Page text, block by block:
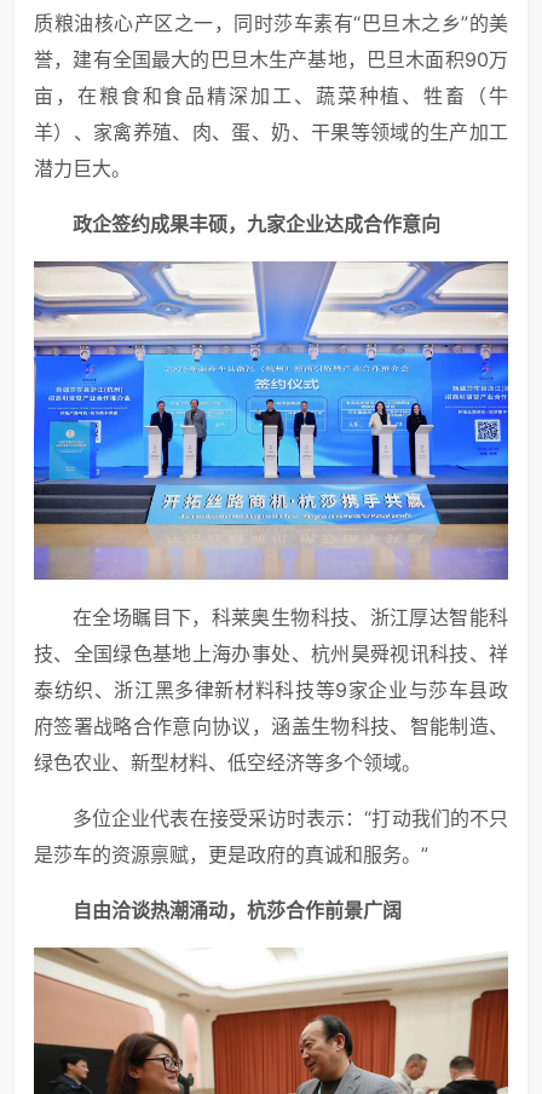
质粮油核心产区之一，同时莎车素有“巴旦木之乡”的美
誉，建有全国最大的巴旦木生产基地，巴旦木面积90万
亩，在粮食和食品精深加工、蔬菜种植、牲畜（牛
羊）、家禽养殖、肉、蛋、奶、干果等领域的生产加工
潜力巨大。
政企签约成果丰硕，九家企业达成合作意向
在全场瞩目下，科莱奥生物科技、浙江厚达智能科
技、全国绿色基地上海办事处、杭州昊舜视讯科技、祥
泰纺织、浙江黑多律新材料科技等9家企业与莎车县政
府签署战略合作意向协议，涵盖生物科技、智能制造、
绿色农业、新型材料、低空经济等多个领域。
多位企业代表在接受采访时表示：“打动我们的不只
是莎车的资源禀赋，更是政府的真诚和服务。”
自由洽谈热潮涌动，杭莎合作前景广阔